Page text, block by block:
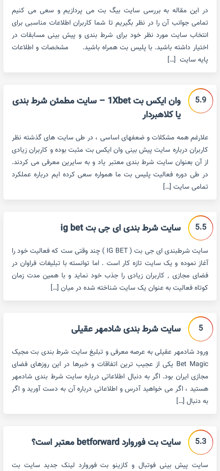
در این مقاله به بررسی سایت بیگ بت می پردازیم و سعی می کنیم
تمامی جوانب آن را در نظر بگیریم تا شما کاربران اطلاعات مناسبی برای
انتخاب سایت مورد نظر خود برای شرط بندی و پیش بینی مسابقات در
اختیار داشته باشید. با پلیس بت همراه باشید. مشخصات و اطلاعات
پایه سایت […]
5.9
وان ایکس بت 1Xbet – سایت مطمئن شرط بندی
یا کلاهبردار
علارغم همه مشکلات و ضعفهای اساسی ، در طی سایت های گذشته نظر
کاربران درباره سایت پیش بینی وان ایکس بت مثبت بوده و کاربران زیادی
از آن بعنوان سایت شرط بندی معتبر یاد و به سایرین معرفی می کردند.
در طی دوره فعالیت پلیس بت ما همواره سعی کرده ایم درباره عملکرد
تمامی سایت […]
5.5 سایت شرط بندی ای جی بت ig bet
سایت شرطبندی ای جی بت ( IG BET ) چند وقتی ست که فعالیت خود را
آغاز نموده و یک سایت تازه کار است . اما توانسته با تبلیغات فراوان در
فضای مجازی ٬ کاربران زیادی را جذب خود نماید و با همین مدت زمان
کوتاه فعالیت به عنوان یک سایت شناخته شده در میان […]
5 سایت شرط بندی شادمهر عقیلی
ورود شادمهر عقیلی به عرصه معرفی و تبلیغ سایت شرط بندی بت مجیک
Bet Magic یکی از عجیب ترین اتفاقات و خبرها در این روزهای فضای
مجازی ایران بود. اگر به دنبال اطلاعاتی درباره سایت شرط بندی شادمهر
هستید ، اگر می خواهید آدرس و اطلاعاتی درباره آن به دست آورید و اگر
به دنبال […]
5.3 سایت بت فوروارد betforward معتبر است؟
سایت پیش بینی فوتبال و کازینو بت فوروارد لینک جدید سایت بت